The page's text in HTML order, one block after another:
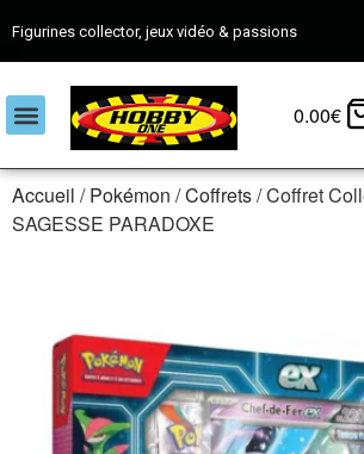
Figurines collector, jeux vidéo & passions
0.00€
Accueil /Pokémon /Coffrets/ Coffret
SAGESSE PARADOXE